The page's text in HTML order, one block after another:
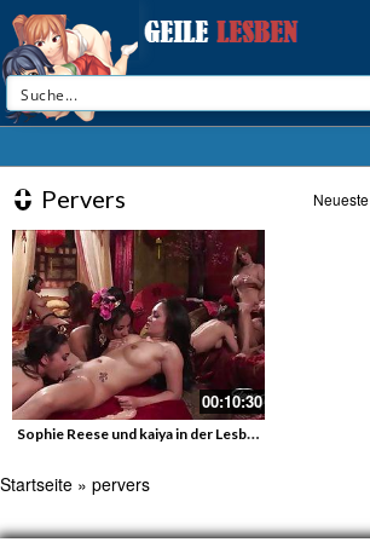
Pervers Neueste
00:10:30
Sophie Reese und kaiya in der Lesben Orgie
Startseite » pervers